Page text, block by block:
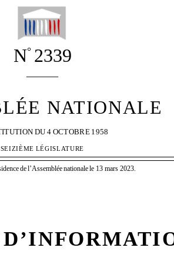
N° 2339
NATIONALE
DU 4 OCTOBRE 1958
SEIZIÈME LÉGISLATURE
del’Assembléenationalele 13 mars 2023.